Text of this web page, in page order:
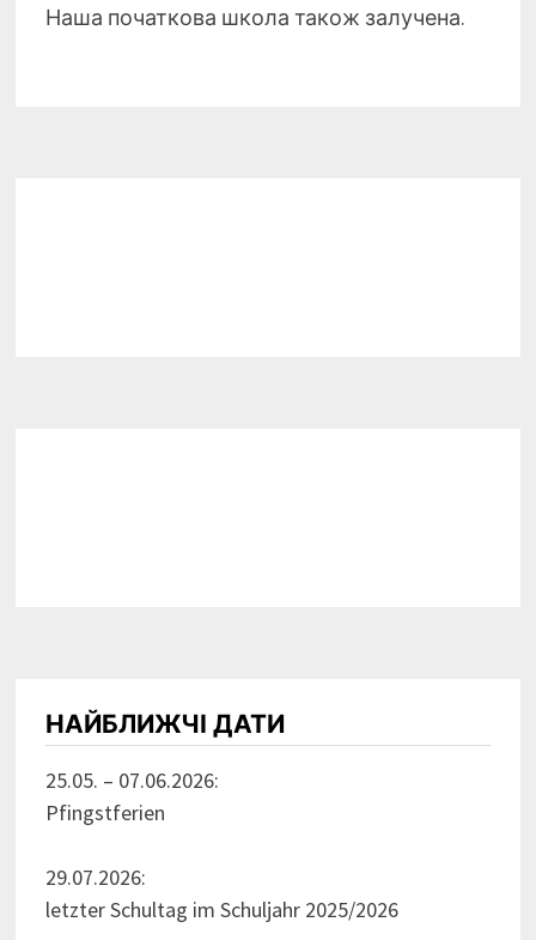
Наша початкова школа також залучена.
НАЙБЛИЖЧІ ДАТИ
25.05. – 07.06.2026:
Pfingstferien
29.07.2026:
letzter Schultag im Schuljahr 2025/2026